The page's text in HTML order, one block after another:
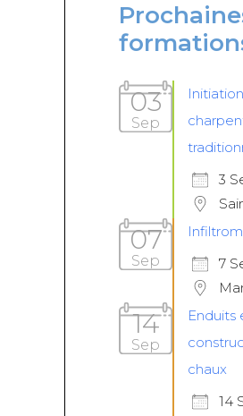
03
Sep
3
07
Sep
7
14
Sep
Enduits
chaux
14